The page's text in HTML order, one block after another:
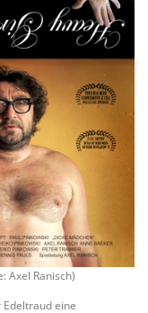
Axel Ranisch)
eine